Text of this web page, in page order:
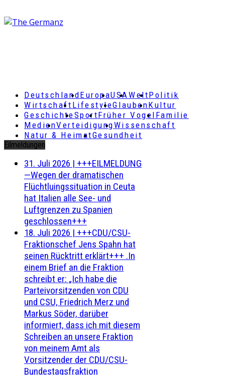
DeutschlandEuropaUSAWeltPolitik
Wirtschaft LifestyleGlaubenKultur
GeschichteSportFrüher Vogel Familie
MedienVerteidigungWissenschaft
Natur & HeimatGesundheit
Eilmeldungen
31. Juli 2026 | +++EILMELDUNG
—Wegen der dramatischen
Flüchtluingssituation in Ceuta
hat Italien alle See- und
Luftgrenzen zu Spanien
geschlossen+++
18. Juli 2026 | +++CDU/CSU-
Fraktionschef Jens Spahn hat
seinen Rücktritt erklärt+++ .In
einem Brief an die Fraktion
schreibt er: „Ich habe die
Parteivorsitzenden von CDU
und CSU, Friedrich Merz und
Markus Söder, darüber
informiert, dass ich mit diesem
Schreiben an unsere Fraktion
von meinem Amt als
Vorsitzender der CDU/CSU-
Bundestagsfraktion